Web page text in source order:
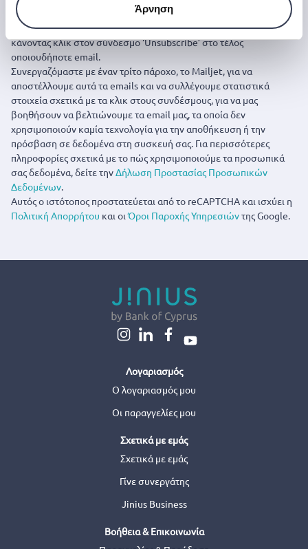
Άρνηση
Εγγραφή
Μπορείτε να ακυρώσετε την εγγραφή σας οποιαδήποτε στιγμή
κάνοντας κλικ στον σύνδεσμο ‘Unsubscribe’ στο τέλος
οποιουδήποτε email.
Συνεργαζόμαστε με έναν τρίτο πάροχο, το Mailjet, για να
αποστέλλουμε αυτά τα emails και να συλλέγουμε στατιστικά
στοιχεία σχετικά με τα κλικ στους συνδέσμους, για να μας
βοηθήσουν να βελτιώνουμε τα email μας, τα οποία δεν
χρησιμοποιούν καμία τεχνολογία για την αποθήκευση ή την
πρόσβαση σε δεδομένα στη συσκευή σας. Για περισσότερες
πληροφορίες σχετικά με το πώς χρησιμοποιούμε τα προσωπικά
σας δεδομένα, δείτε τηνΔήλωση Προστασίας Προσωπικών
Δεδομένων.
Αυτός ο ιστότοπος προστατεύεται από το reCAPTCHA και ισχύει η
Πολιτική Απορρήτου και οιΌροι Παροχής Υπηρεσιώντης Google.
Λογαριασμός
Ο λογαριασμός μου
Οι παραγγελίες μου
Σχετικά με εμάς
Σχετικά με εμάς
Γίνε συνεργάτης
Jinius Business
Βοήθεια & Επικοινωνία